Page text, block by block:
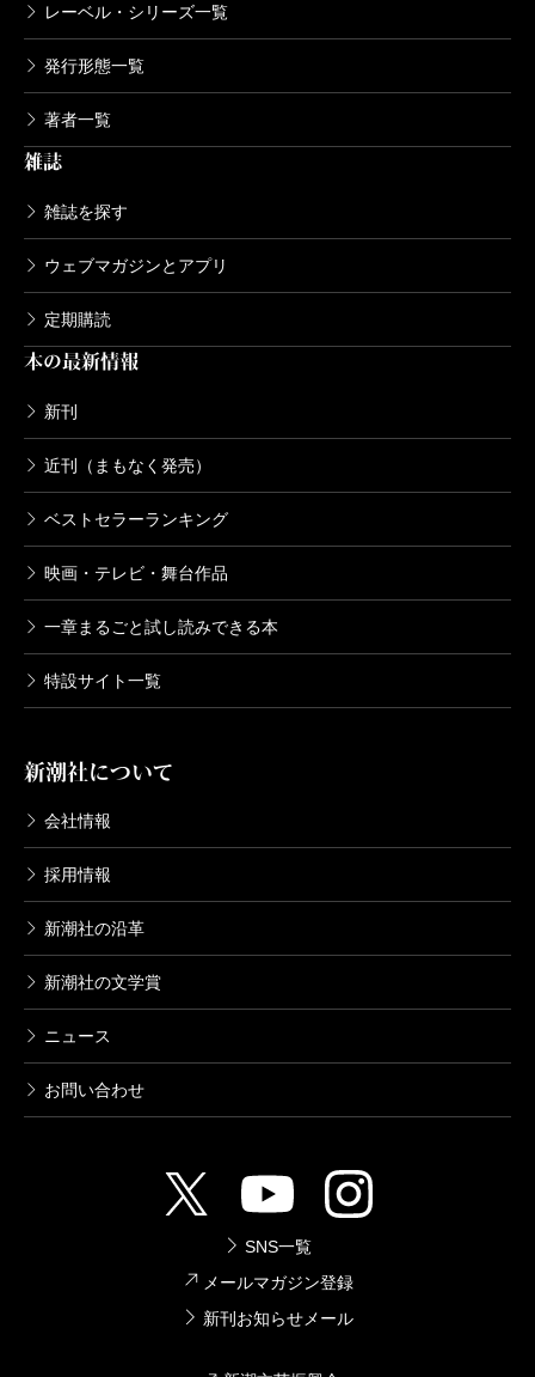
レーベル・シリーズ一覧
発行形態一覧
著者一覧
雑誌
雑誌を探す
ウェブマガジンとアプリ
定期購読
本の最新情報
新刊
近刊（まもなく発売）
ベストセラーランキング
映画・テレビ・舞台作品
一章まるごと試し読みできる本
特設サイト一覧
新潮社について
会社情報
採用情報
新潮社の沿革
新潮社の文学賞
ニュース
お問い合わせ
SNS一覧
メールマガジン登録
新刊お知らせメール